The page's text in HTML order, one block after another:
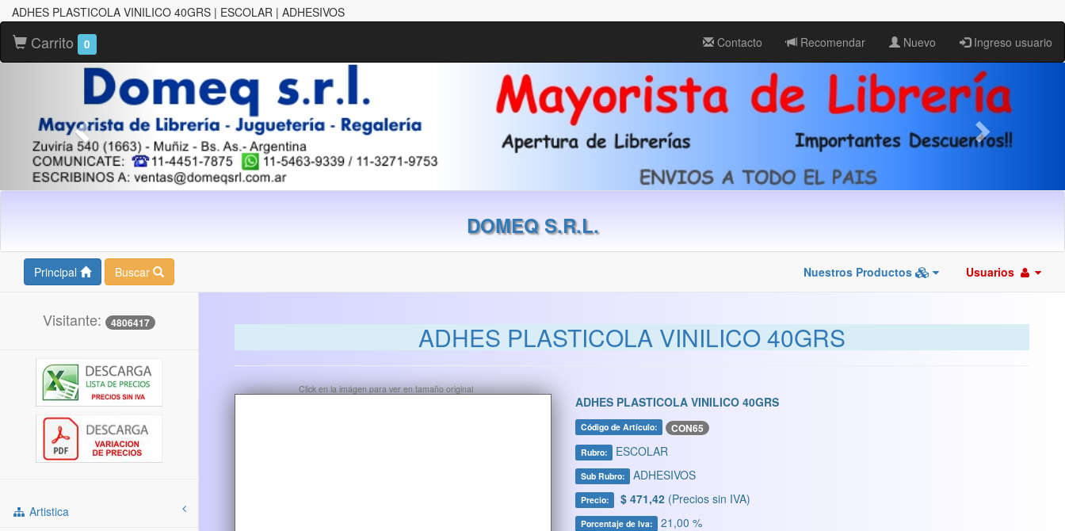
ADHES PLASTICOLA VINILICO 40GRS | ESCOLAR | ADHESIVOS
Carrito 0 Contacto Recomendar Nuevo Ingreso usuario
DOMEQ S.R.L.
Principal Buscar Nuestros Productos Usuarios
Visitante: 4806417
Artistica
ADHES PLASTICOLA VINILICO 40GRS
Click en la imágen para ver en tamaño original
ADHES PLASTICOLA VINILICO 40GRS
Código de Artículo: CON65
Rubro: ESCOLAR
Sub Rubro: ADHESIVOS
Precio: $ 471,42 (Precios sin IVA)
Porcentaje de Iva: 21,00 %